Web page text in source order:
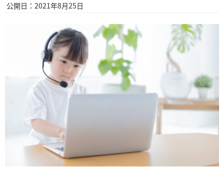
公開日：2021年8月25日